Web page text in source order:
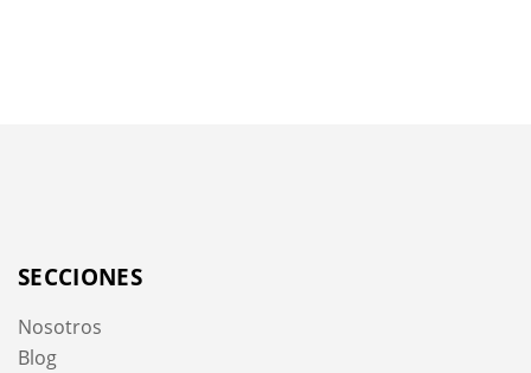
SECCIONES
Nosotros
Blog